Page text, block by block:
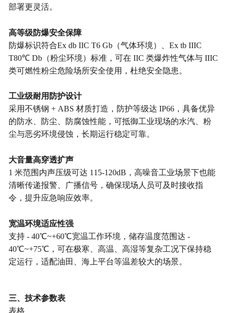
部署更灵活。
高等级防爆安全保障
防爆标识符合Ex db IIC T6 Gb（气体环境）、 Ex tb IIIC
T80℃ Db（粉尘环境）标准，可在 IIC 类爆炸性气体与 IIIC
类可燃性粉尘危险场所安全使用，杜绝安全隐患。
工业级耐用防护设计
采用不锈钢 + ABS 材质打造，防护等级达 IP66，具备优异
的防水、防尘、防腐蚀性能，可抵御工业现场的水汽、粉
尘与恶劣环境侵蚀，长期运行稳定可靠。
大音量高穿透扩声
1 米范围内声压级可达 115-120dB，高噪音工业场景下也能
清晰传递报警、广播信号，确保现场人员可及时接收指
令，提升应急响应效率。
宽温环境适应性强
支持- 40℃~+60℃宽温工作环境，储存温度范围达 -
40℃~+75℃，可在极寒、高温、高湿等复杂工况下保持稳
定运行，适配油田、海上平台等温差较大的场景。
三、技术参数表
表格